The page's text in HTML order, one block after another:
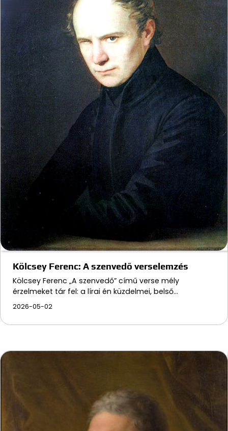
Kölcsey Ferenc: A szenvedő verselemzés
Kölcsey Ferenc „A szenvedő” című verse mély
érzelmeket tár fel: a lírai én küzdelmei, belső…
2026-05-02